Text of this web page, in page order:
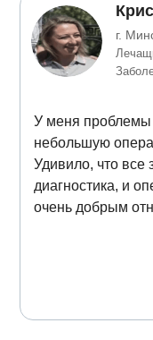
г.
У меня
небольшую
Удивило, что все
диагностика, и
очень добрым